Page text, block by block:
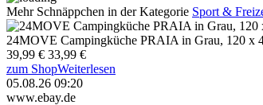
Mehr Schnäppchen in der Kategorie Sport &
24MOVE Campingküche PRAIA in Grau, 120 x
39,99 € 33,99 €
zum ShopWeiterlesen
05.08.26 09:20
www.ebay.de